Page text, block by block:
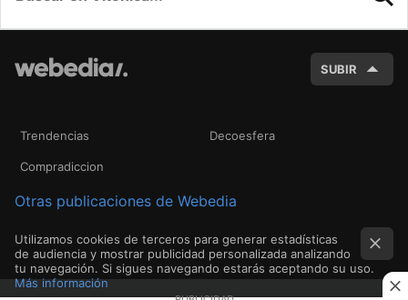
SUBIR
Trendencias Decoesfera
Compradiccion
Otras publicaciones de Webedia
Utilizamos cookies de terceros para generar estadísticas
de audiencia y mostrar publicidad personalizada analizando
tu navegación. Si sigues navegando estarás aceptando su uso.
Más información